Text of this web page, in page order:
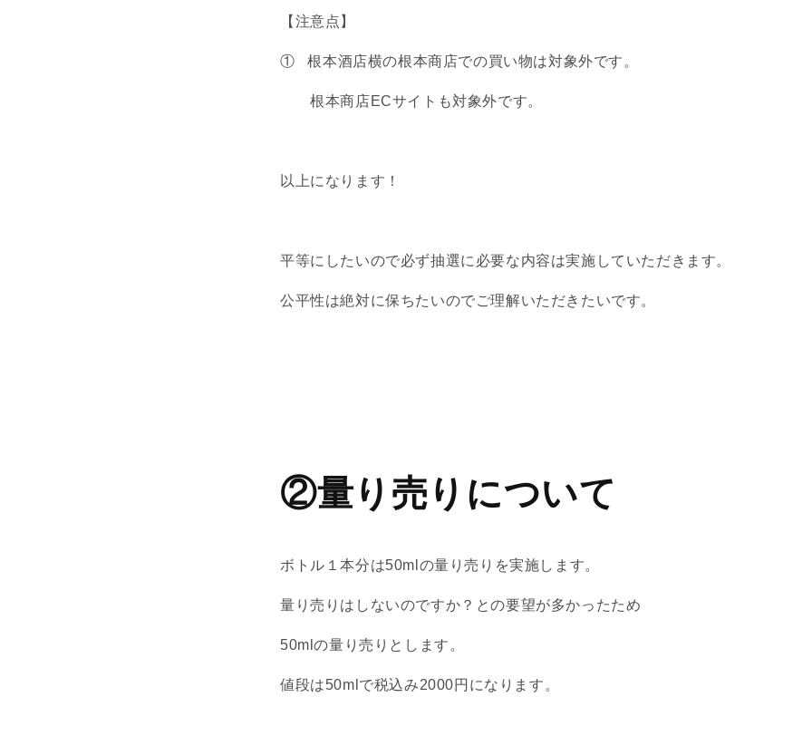
【注意点】
① 根本酒店横の根本商店での買い物は対象外です。
根本商店ECサイトも対象外です。
以上になります！
平等にしたいので必ず抽選に必要な内容は実施していただきます。
公平性は絶対に保ちたいのでご理解いただきたいです。
②量り売りについて
ボトル１本分は50mlの量り売りを実施します。
量り売りはしないのですか？との要望が多かったため
50mlの量り売りとします。
値段は50mlで税込み2000円になります。